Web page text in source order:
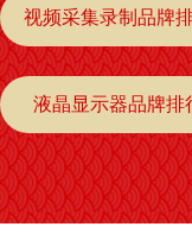
视频采集录制品牌
液晶显示器品牌排
充电品牌排行